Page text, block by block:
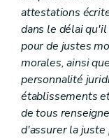
attestations
dans le délai
pour de justes
morales, ainsi
personnalité
établissements
de tous
d'assurer la juste